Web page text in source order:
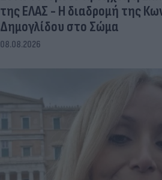
της ΕΛΑΣ - Η διαδρομή της
Δημογλίδου στο Σώμα
08.08.2026